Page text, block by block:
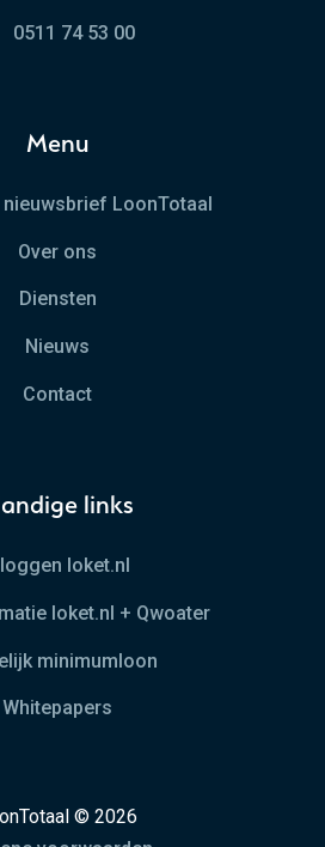
0511 74 53 00
Menu
LoonTotaal
Over ons
Diensten
Nieuws
Contact
links
loket.nl
loket.nl + Qwoater
minimumloon
Whitepapers
© 2026